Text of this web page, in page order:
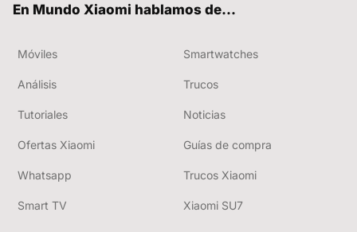
En Mundo Xiaomi hablamos de...
Móviles Smartwatches
Análisis Trucos
Tutoriales Noticias
Ofertas Xiaomi Guías de compra
Whatsapp Trucos Xiaomi
Smart TV Xiaomi SU7